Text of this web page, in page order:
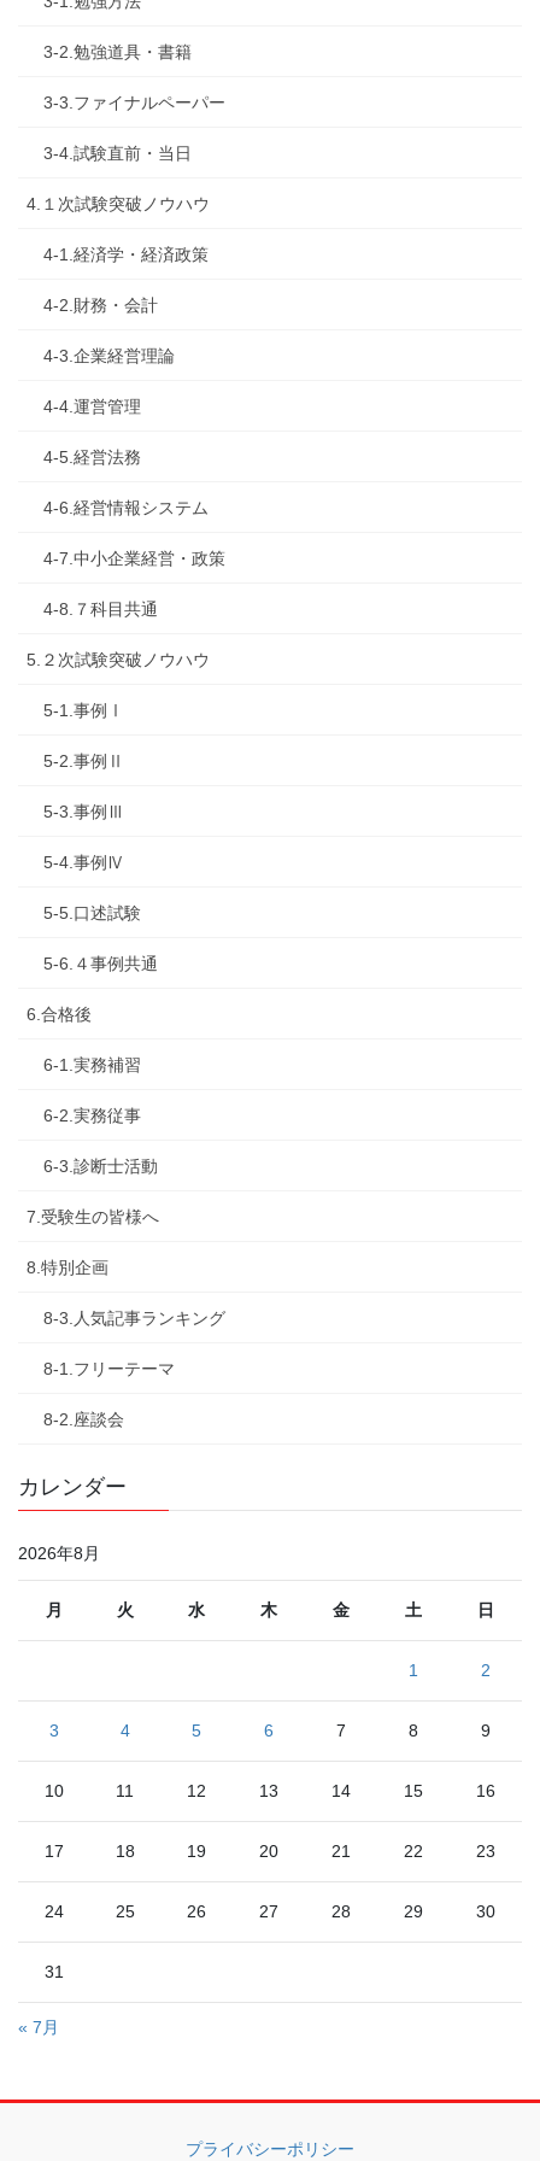
3-2.勉強道具・書籍
3-3.ファイナルペーパー
3-4.試験直前・当日
4.１次試験突破ノウハウ
4-1.経済学・経済政策
4-2.財務・会計
4-3.企業経営理論
4-4.運営管理
4-5.経営法務
4-6.経営情報システム
4-7.中小企業経営・政策
4-8.７科目共通
5.２次試験突破ノウハウ
5-1.事例Ⅰ
5-2.事例Ⅱ
5-3.事例Ⅲ
5-4.事例Ⅳ
5-5.口述試験
5-6.４事例共通
6.合格後
6-1.実務補習
6-2.実務従事
6-3.診断士活動
7.受験生の皆様へ
8.特別企画
8-3.人気記事ランキング
8-1.フリーテーマ
8-2.座談会
カレンダー
2026年8月
月 火 水 木 金 土 日
1 2
3 4 5 6 7 8 9
10 11 12 13 14 15 16
17 18 19 20 21 22 23
24 25 26 27 28 29 30
31
« 7月
プライバシーポリシー